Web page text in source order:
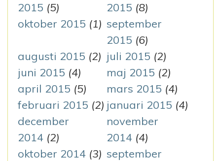
2015 (5)
2015 (8)
oktober 2015 (1) september
2015 (6)
augusti 2015 (2) juli 2015 (2)
juni 2015 (4) maj 2015 (2)
april 2015 (5) mars 2015 (4)
februari 2015 (2) januari 2015 (4)
december
2014 (2)
november
2014 (4)
oktober 2014 (3) september